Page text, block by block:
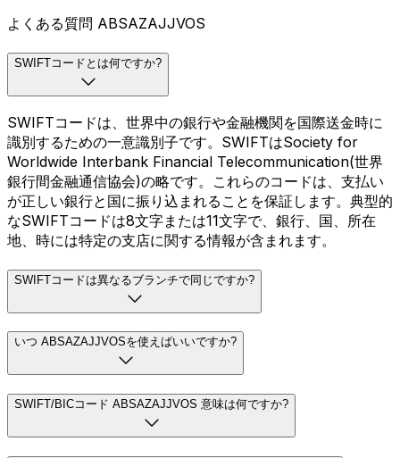
よくある質問 ABSAZAJJVOS
SWIFTコードとは何ですか?
SWIFTコードは、世界中の銀行や金融機関を国際送金時に
識別するための一意識別子です。SWIFTはSociety for
Worldwide Interbank Financial Telecommunication(世界
銀行間金融通信協会)の略です。これらのコードは、支払い
が正しい銀行と国に振り込まれることを保証します。典型的
なSWIFTコードは8文字または11文字で、銀行、国、所在
地、時には特定の支店に関する情報が含まれます。
SWIFTコードは異なるブランチで同じですか?
いつ ABSAZAJJVOSを使えばいいですか?
SWIFT/BICコード ABSAZAJJVOS 意味は何ですか?